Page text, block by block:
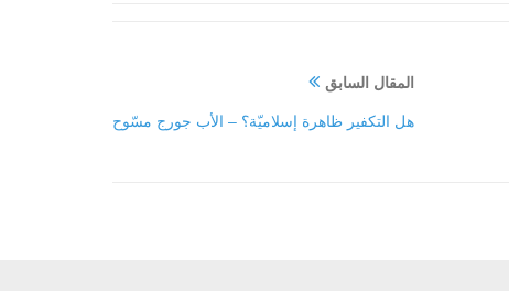
المقال السابق
هل التكفير ظاهرة إسلاميّة؟ – الأب جورج مسّوح